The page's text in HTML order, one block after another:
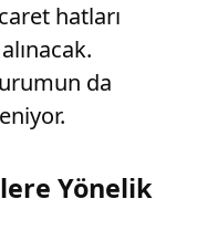
hatları
da
Yönelik